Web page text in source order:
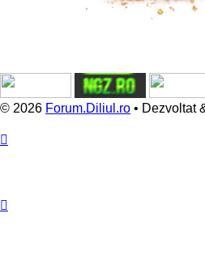
© 2026 Forum.Diliul.ro • Dezvoltat